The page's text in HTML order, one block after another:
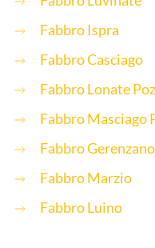
Fabbro Ispra
Fabbro Casciago
Fabbro Lonate
Fabbro Masciago
Fabbro Gerenzano
Fabbro Marzio
Fabbro Luino